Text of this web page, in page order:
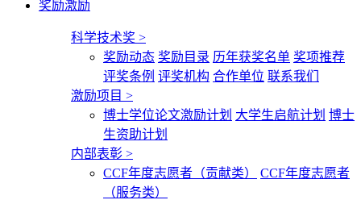
奖励激励
科学技术奖 >
奖励动态 奖励目录 历年获奖名单 奖项推荐
评奖条例 评奖机构 合作单位 联系我们
激励项目 >
博士学位论文激励计划 大学生启航计划 博士
生资助计划
内部表彰 >
CCF年度志愿者（贡献类）
CCF年度志愿者
（服务类）